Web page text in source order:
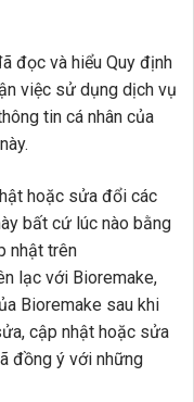
đọc và hiểu Quy định
việc sử dụng dịch vụ
tin cá nhân của
hoặc sửa đổi các
bất cứ lúc nào bằng
nhật trên
lạc với Bioremake,
Bioremake sau khi
cập nhật hoặc sửa
đồng ý với những